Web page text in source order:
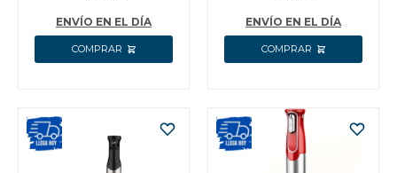
ENVÍO EN EL DÍA
PICADORA
ENVÍO EN EL DÍA